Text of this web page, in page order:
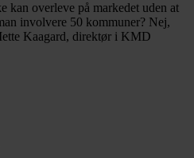
kan overleve på markedet uden at
involvere 50 kommuner? Nej,
Kaagard, direktør i KMD